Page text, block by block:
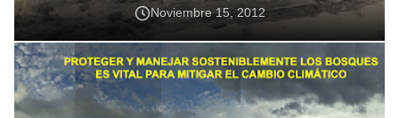
Noviembre 15, 2012